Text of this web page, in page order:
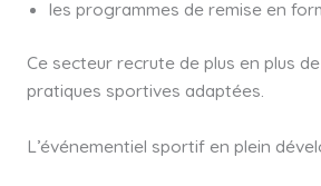
les programmes de remise en
Ce secteur recrute de plus en plus
pratiques sportives adaptées.
L’événementiel sportif en plein